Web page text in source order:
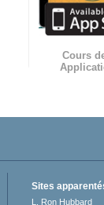
Cours
Sites
L. Ron Hubbard